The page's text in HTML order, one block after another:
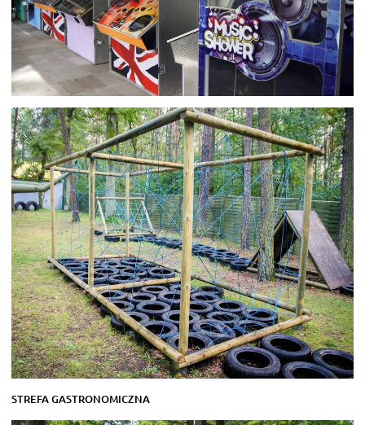
STREFA GASTRONOMICZNA